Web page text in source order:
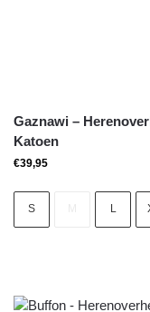
Gaznawi –
Katoen
€39,95
S L